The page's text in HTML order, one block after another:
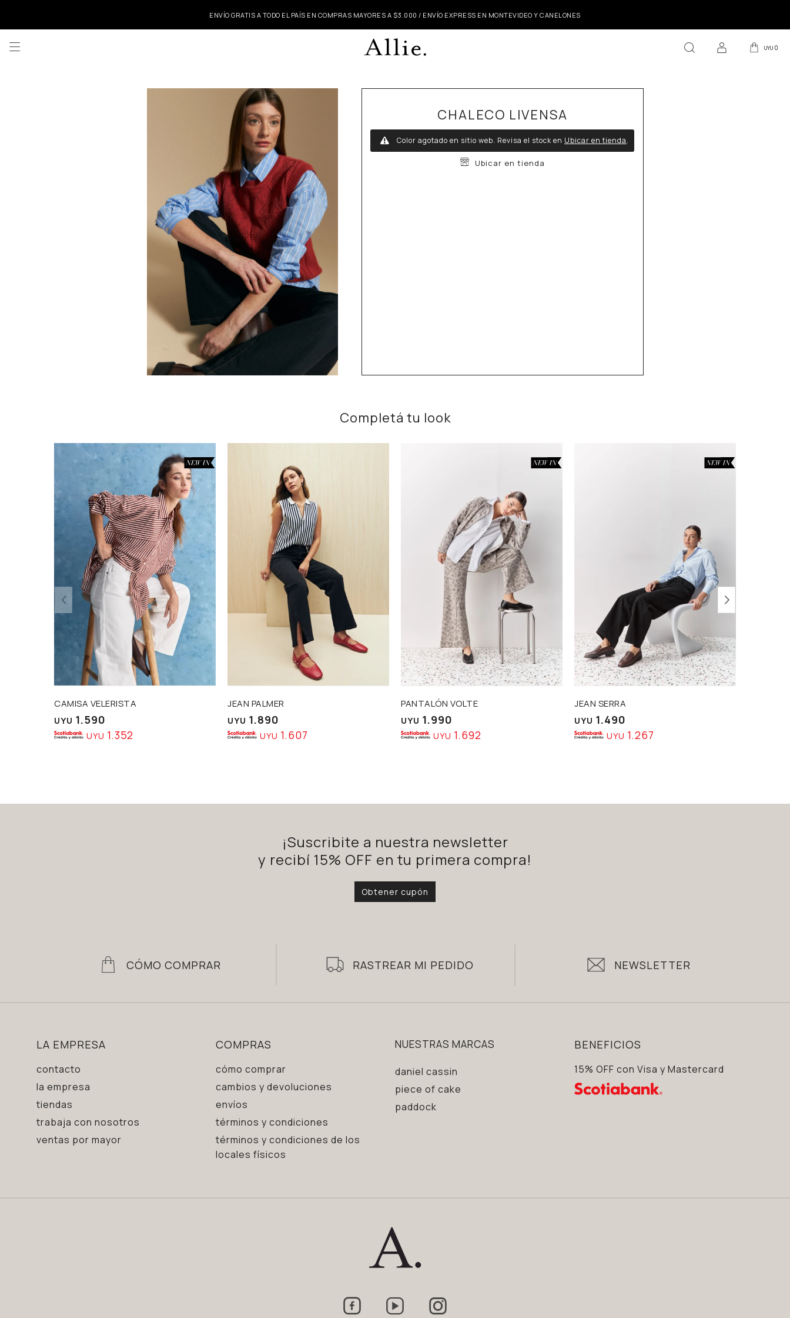
ENVÍO GRATIS A TODO EL PAÍS EN COMPRAS MAYORES A $3.000 / ENVÍO EXPRESS EN MONTEVIDEO Y CANELONES
UYU 0

CHALECO LIVENSA
Color agotado en sitio web. Revisa el stock en Ubicar en tienda.
Ubicar en tienda
Completá tu look
CAMISA VELERISTA
UYU 1.590
UYU 1.352
JEAN PALMER
UYU 1.890
UYU 1.607
PANTALÓN VOLTE
UYU 1.990
UYU 1.692
JEAN SERRA
UYU 1.490
UYU 1.267
¡Suscribite a nuestra newsletter
y recibí 15% OFF en tu primera compra!
Obtener cupón
CÓMO COMPRAR RASTREAR MI PEDIDO NEWSLETTER
LA EMPRESA
contacto
la empresa
tiendas
trabaja con nosotros
ventas por mayor
COMPRAS
cómo comprar
cambios y devoluciones
envíos
términos y condiciones
términos y condiciones de los
locales físicos
NUESTRAS MARCAS
daniel cassin
piece of cake
paddock
BENEFICIOS
15% OFF con Visa y Mastercard
  